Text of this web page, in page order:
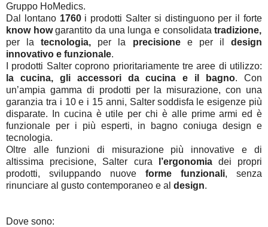
Gruppo HoMedics.
Dal lontano 1760i prodotti Salter si distinguono per il forte
know howgarantito da una lunga e consolidata tradizione,
per latecnologia, per la precisione e per ildesign
innovativo e funzionale.
I prodotti Salter coprono prioritariamente tre aree di utilizzo:
la cucina, gli accessori da cucina e il bagno. Con
un’ampia gamma di prodotti per la misurazione, con una
garanzia tra i 10 e i 15 anni, Salter soddisfa le esigenze più
disparate. In cucina è utile per chi è alle prime armi ed è
funzionale per i più esperti, in bagno coniuga design e
tecnologia.
Oltre alle funzioni di misurazione più innovative e di
altissima precisione, Salter cura
l’ergonomiadei propri
prodotti, sviluppando nuove forme funzionali, senza
rinunciare al gusto contemporaneo e al design.
Dove sono: